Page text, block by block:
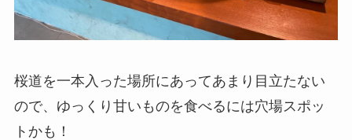
桜道を一本入った場所にあってあまり目立たない
ので、ゆっくり甘いものを食べるには穴場スポッ
トかも！